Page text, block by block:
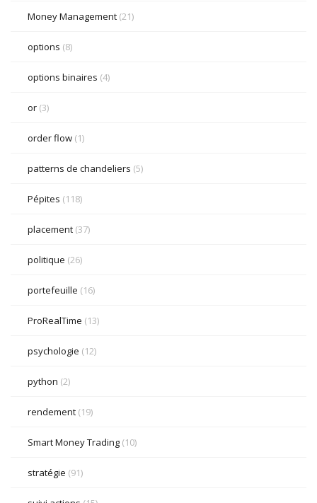
Money Management (21)
options (8)
options binaires (4)
or (3)
order flow (1)
patterns de chandeliers (5)
Pépites (118)
placement (37)
politique (26)
portefeuille (16)
ProRealTime (13)
psychologie (12)
python (2)
rendement (19)
Smart Money Trading (10)
stratégie (91)